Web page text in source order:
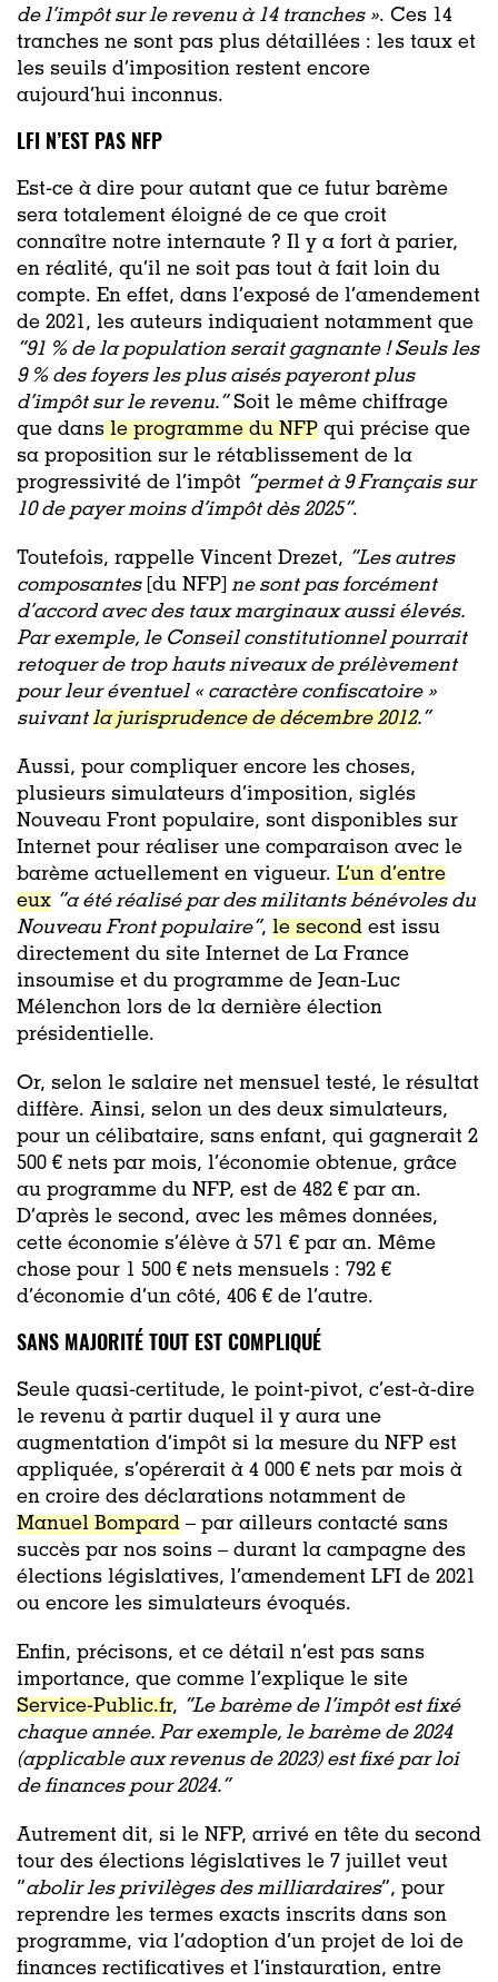
de l’impôt sur le revenu à 14 tranches ». Ces 14
tranches ne sont pas plus détaillées : les taux et
les seuils d’imposition restent encore
aujourd’hui inconnus.
LFI N’EST PAS NFP
Est-ce à dire pour autant que ce futur barème
sera totalement éloigné de ce que croit
connaître notre internaute ? Il y a fort à parier,
en réalité, qu’il ne soit pas tout à fait loin du
compte. En effet, dans l’exposé de l’amendement
de 2021, les auteurs indiquaient notamment que
“91 % de la population serait gagnante ! Seuls les
9 % des foyers les plus aisés payeront plus
d’impôt sur le revenu.”Soit le même chiffrage
que dans le programme du NFP qui précise que
sa proposition sur le rétablissement de la
progressivité de l’impôt “permet à 9 Français sur
10 de payer moins d’impôt dès 2025”.
Toutefois, rappelle Vincent Drezet, “Les autres
composantes[du NFP] ne sont pas forcément
d’accord avec des taux marginaux aussi élevés.
Par exemple, le Conseil constitutionnel pourrait
retoquer de trop hauts niveaux de prélèvement
pour leur éventuel « caractère confiscatoire »
suivant la jurisprudence de décembre 2012.”
Aussi, pour compliquer encore les choses,
plusieurs simulateurs d’imposition, siglés
Nouveau Front populaire, sont disponibles sur
Internet pour réaliser une comparaison avec le
barème actuellement en vigueur. L’un d’entre
eux “a été réalisé par des militants bénévoles du
Nouveau Front populaire”, le second est issu
directement du site Internet de La France
insoumise et du programme de Jean-Luc
Mélenchon lors de la dernière élection
présidentielle.
Or, selon le salaire net mensuel testé, le résultat
diffère. Ainsi, selon un des deux simulateurs,
pour un célibataire, sans enfant, qui gagnerait 2
500 € nets par mois, l’économie obtenue, grâce
au programme du NFP, est de 482 € par an.
D’après le second, avec les mêmes données,
cette économie s’élève à 571 € par an. Même
chose pour 1 500 € nets mensuels : 792 €
d’économie d’un côté, 406 € de l’autre.
SANS MAJORITÉ TOUT EST COMPLIQUÉ
Seule quasi-certitude, le point-pivot, c’est-à-dire
le revenu à partir duquel il y aura une
augmentation d’impôt si la mesure du NFP est
appliquée, s’opérerait à 4 000 € nets par mois à
en croire des déclarations notamment de
Manuel Bompard – par ailleurs contacté sans
succès par nos soins – durant la campagne des
élections législatives, l’amendement LFI de 2021
ou encore les simulateurs évoqués.
Enfin, précisons, et ce détail n’est pas sans
importance, que comme l’explique le site
Service-Public.fr, “Le barème de l’impôt est fixé
chaque année. Par exemple, le barème de 2024
(applicable aux revenus de 2023) est fixé par loi
de finances pour 2024.”
Autrement dit, si le NFP, arrivé en tête du second
tour des élections législatives le 7 juillet veut
“abolir les privilèges des milliardaires”, pour
reprendre les termes exacts inscrits dans son
programme, via l’adoption d’un projet de loi de
finances rectificatives et l’instauration, entre